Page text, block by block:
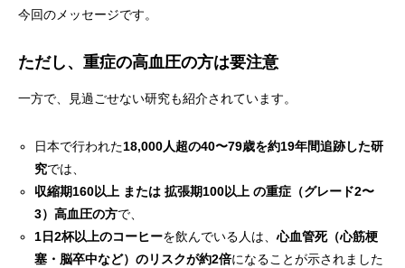
今回のメッセージです。
ただし、重症の高血圧の方は要注意
一方で、見過ごせない研究も紹介されています。
日本で行われた18,000人超の40〜79歳を約19年間追跡した研
究では、
収縮期160以上 または 拡張期100以上 の重症（グレード2〜
3）高血圧の方で、
1日2杯以上のコーヒーを飲んでいる人は、心血管死（心筋梗
塞・脳卒中など）のリスクが約2倍になることが示されました